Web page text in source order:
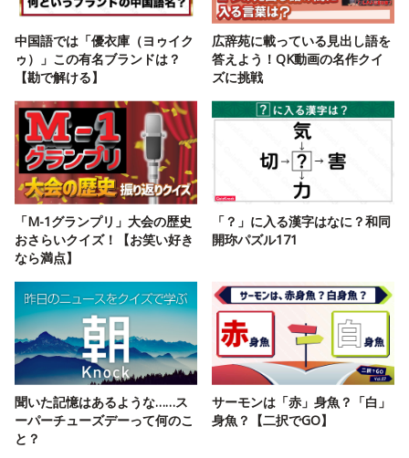
中国語では「優衣庫（ヨゥイク
ゥ）」この有名ブランドは？
【勘で解ける】
広辞苑に載っている見出し語を
答えよう！QK動画の名作クイ
ズに挑戦
「M-1グランプリ」大会の歴史
おさらいクイズ！【お笑い好き
なら満点】
「？」に入る漢字はなに？和同
開珎パズル171
聞いた記憶はあるような……ス
ーパーチューズデーって何のこ
と？
サーモンは「赤」身魚？「白」
身魚？【二択でGO】